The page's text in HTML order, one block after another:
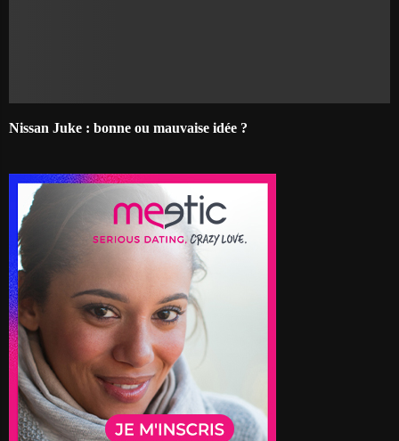
Nissan Juke : bonne ou mauvaise idée ?